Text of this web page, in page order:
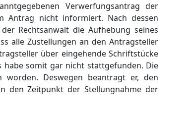
Verwerfungsantrag der
Antrag nicht informiert. Nach dessen
Rechtsanwalt die Aufhebung seines
alle Zustellungen an den Antragsteller
über eingehende Schriftstücke
habe somit gar nicht stattgefunden. Die
worden. Deswegen beantragt er, den
den Zeitpunkt der Stellungnahme der